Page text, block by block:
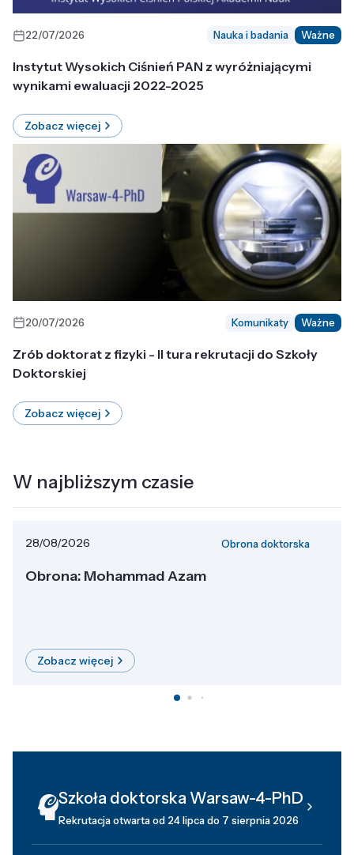
22/07/2026 Nauka i badania Ważne
Instytut Wysokich Ciśnień PAN z wyróżniającymi
wynikami ewaluacji 2022-2025
Zobacz więcej
20/07/2026 Komunikaty Ważne
Zrób doktorat z fizyki - II tura rekrutacji do Szkoły
Doktorskiej
Zobacz więcej
W najbliższym czasie
28/08/2026 Obrona doktorska
Obrona: Mohammad Azam
Zobacz więcej
Szkoła doktorska Warsaw-4-PhD
Rekrutacja otwarta od 24 lipca do 7 sierpnia 2026